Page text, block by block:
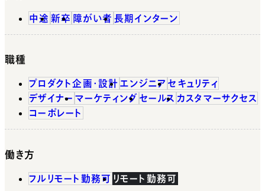
中途 新卒 障がい者 長期インターン
職種
プロダクト企画・設計 エンジニア セキュリティ
デザイナー マーケティング セールス カスタマーサクセス
コーポレート
働き方
フルリモート勤務可 リモート勤務可